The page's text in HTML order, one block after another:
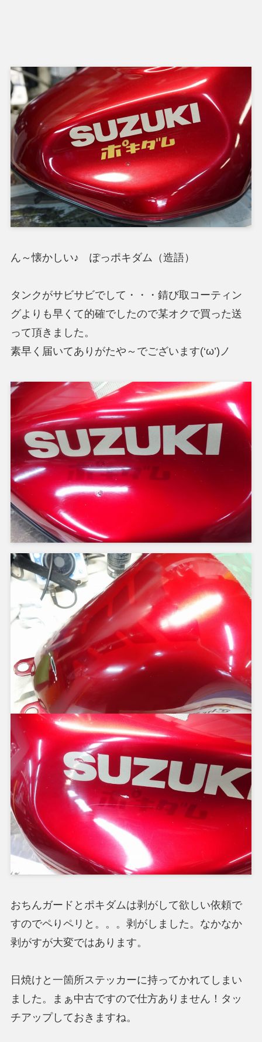
ん～懐かしい♪ ぽっポキダム（造語）
タンクがサビサビでして・・・錆び取コーティン
グよりも早くて的確でしたので某オクで買った送
って頂きました。
素早く届いてありがたや～でございます(‘ω’)ノ
おちんガードとポキダムは剥がして欲しい依頼で
すのでペりペリと。。。剥がしました。なかなか
剥がすが大変ではあります。
日焼けと一箇所ステッカーに持ってかれてしまい
ました。まぁ中古ですので仕方ありません！タッ
チアップしておきますね。